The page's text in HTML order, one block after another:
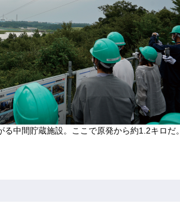
中間貯蔵施設。ここで原発から約1.2キロだ。